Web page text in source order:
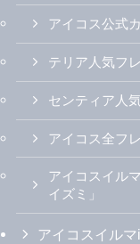
アイコス公式
テリア人気フ
センティア人
アイコス全フ
アイコスイル
イズミ」
アイコスイル